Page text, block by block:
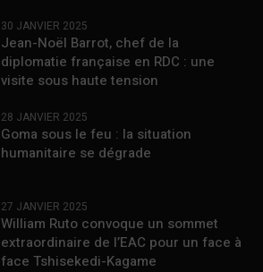
30 JANVIER 2025
Jean-Noël Barrot, chef de la
diplomatie française en RDC : une
visite sous haute tension
28 JANVIER 2025
Goma sous le feu : la situation
humanitaire se dégrade
27 JANVIER 2025
William Ruto convoque un sommet
extraordinaire de l’EAC pour un face à
face Tshisekedi-Kagame